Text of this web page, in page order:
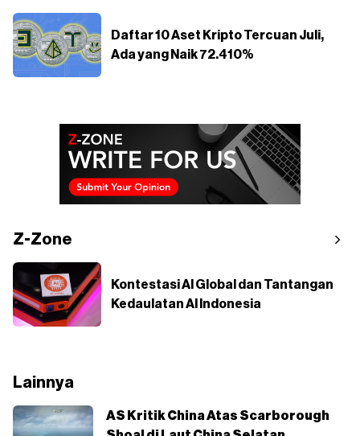
Daftar 10 Aset Kripto Tercuan Juli,
Ada yang Naik 72.410%
Z-Zone
Kontestasi AI Global dan Tantangan
Kedaulatan AI Indonesia
Lainnya
AS Kritik China Atas Scarborough